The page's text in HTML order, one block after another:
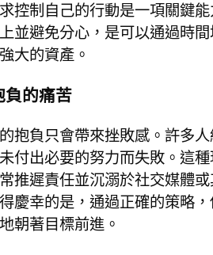
控制自己的行動是一項關鍵
並避免分心，是可以通過時
大的資產。
負的痛苦
抱負只會帶來挫敗感。許多
付出必要的努力而失敗。這
推遲責任並沉溺於社交媒體
慶幸的是，通過正確的策略
朝著目標前進。